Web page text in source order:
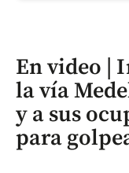
En video |
la vía
y a sus
para